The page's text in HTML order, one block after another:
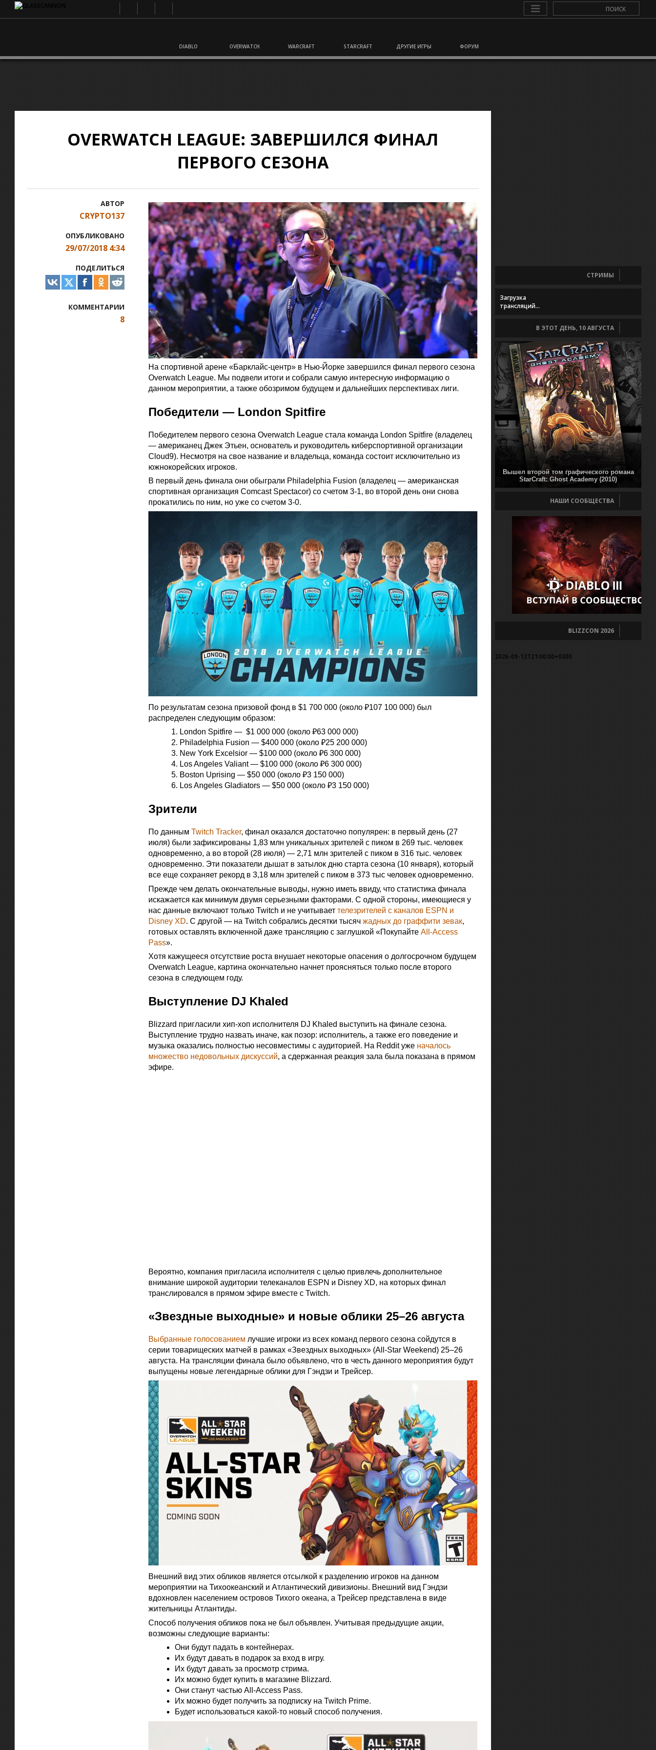
DIABLO OVERWATCH WARCRAFT STARCRAFT ДРУГИЕ ИГРЫ ФОРУМ
OVERWATCH LEAGUE: ЗАВЕРШИЛСЯ ФИНАЛ
ПЕРВОГО СЕЗОНА
АВТОР
CRYPTO137
ОПУБЛИКОВАНО
29/07/2018 4:34
ПОДЕЛИТЬСЯ
КОММЕНТАРИИ
8
На спортивной арене «Барклайс-центр» в Нью-Йорке завершился финал первого сезона
Overwatch League. Мы подвели итоги и собрали самую интересную информацию о
данном мероприятии, а также обозримом будущем и дальнейших перспективах лиги.
Победители — London Spitfire
Победителем первого сезона Overwatch League стала команда London Spitfire (владелец
— американец Джек Этьен, основатель и руководитель киберспортивной организации
Cloud9). Несмотря на свое название и владельца, команда состоит исключительно из
южнокорейских игроков.
В первый день финала они обыграли Philadelphia Fusion (владелец — американская
спортивная организация Comcast Spectacor) со счетом 3-1, во второй день они снова
прокатились по ним, но уже со счетом 3-0.
По результатам сезона призовой фонд в $1 700 000 (около ₽107 100 000) был
распределен следующим образом:
London Spitfire — $1 000 000 (около ₽63 000 000)
Philadelphia Fusion — $400 000 (около ₽25 200 000)
New York Excelsior — $100 000 (около ₽6 300 000)
Los Angeles Valiant — $100 000 (около ₽6 300 000)
Boston Uprising — $50 000 (около ₽3 150 000)
Los Angeles Gladiators — $50 000 (около ₽3 150 000)
Зрители
По данным Twitch Tracker, финал оказался достаточно популярен: в первый день (27
июля) были зафиксированы 1,83 млн уникальных зрителей с пиком в 269 тыс. человек
одновременно, а во второй (28 июля) — 2,71 млн зрителей с пиком в 316 тыс. человек
одновременно. Эти показатели дышат в затылок дню старта сезона (10 января), который
все еще сохраняет рекорд в 3,18 млн зрителей с пиком в 373 тыс человек одновременно.
Прежде чем делать окончательные выводы, нужно иметь ввиду, что статистика финала
искажается как минимум двумя серьезными факторами. С одной стороны, имеющиеся у
нас данные включают только Twitch и не учитывает телезрителей с каналов ESPN и
Disney XD. С другой — на Twitch собрались десятки тысяч жадных до граффити зевак,
готовых оставлять включенной даже трансляцию с заглушкой «Покупайте All-Access
Pass».
Хотя кажущееся отсутствие роста внушает некоторые опасения о долгосрочном будущем
Overwatch League, картина окончательно начнет проясняться только после второго
сезона в следующем году.
Выступление DJ Khaled
Blizzard пригласили хип-хоп исполнителя DJ Khaled выступить на финале сезона.
Выступление трудно назвать иначе, как позор: исполнитель, а также его поведение и
музыка оказались полностью несовместимы с аудиторией. На Reddit уже началось
множество недовольных дискуссий, а сдержанная реакция зала была показана в прямом
эфире.
Вероятно, компания пригласила исполнителя с целью привлечь дополнительное
внимание широкой аудитории телеканалов ESPN и Disney XD, на которых финал
транслировался в прямом эфире вместе с Twitch.
«Звездные выходные» и новые облики 25–26 августа
Выбранные голосованием лучшие игроки из всех команд первого сезона сойдутся в
серии товарищеских матчей в рамках «Звездных выходных» (All-Star Weekend) 25–26
августа. На трансляции финала было объявлено, что в честь данного мероприятия будут
выпущены новые легендарные облики для Гэндзи и Трейсер.
Внешний вид этих обликов является отсылкой к разделению игроков на данном
мероприятии на Тихоокеанский и Атлантический дивизионы. Внешний вид Гэндзи
вдохновлен населением островов Тихого океана, а Трейсер представлена в виде
жительницы Атлантиды.
Способ получения обликов пока не был объявлен. Учитывая предыдущие акции,
возможны следующие варианты:
Они будут падать в контейнерах.
Их будут давать в подарок за вход в игру.
Их будут давать за просмотр стрима.
Их можно будет купить в магазине Blizzard.
Они станут частью All-Access Pass.
Их можно будет получить за подписку на Twitch Prime.
Будет использоваться какой-то новый способ получения.
СТРИМЫ
Загрузка
трансляций...
В ЭТОТ ДЕНЬ, 10 АВГУСТА
Вышел второй том графического романа
StarCraft: Ghost Academy (2010)
НАШИ СООБЩЕСТВА
BLIZZCON 2026
2026-09-12T21:00:00+0300